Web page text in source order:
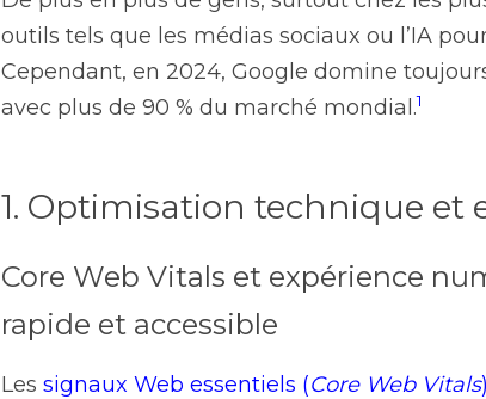
outils tels que les médias sociaux ou l’IA
Cependant, en 2024, Google domine
avec plus de 90 % du marché mondial.1
1. Optimisation technique et
Core Web Vitals et expérience
rapide et accessible
Les signaux Web essentiels (Core Web Vitals)